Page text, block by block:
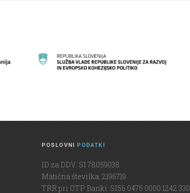
POSLOVNI PODATKI
ID za DDV: SI 78059038
Matična številka: 2196719
TRR pri OTP Banki: SI56 0475 0000 1242 330